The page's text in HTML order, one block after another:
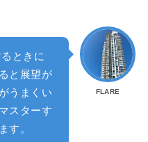
FLARE
ときに
と展望が
うまくい
スターす
す。